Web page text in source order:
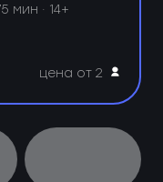
мин · 14+
цена от 2